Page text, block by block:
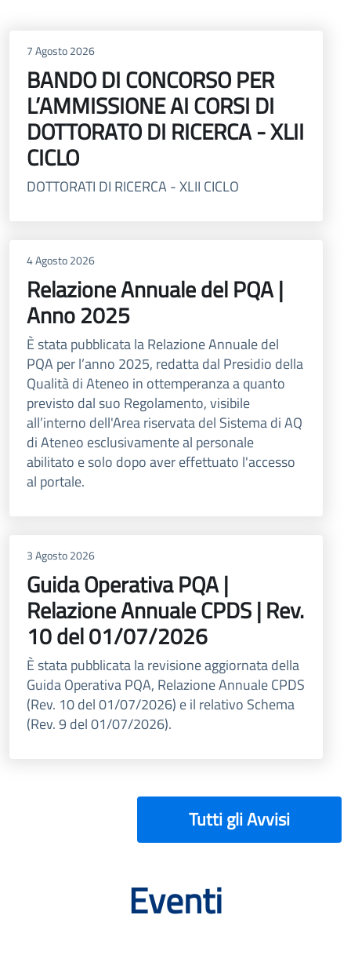
7 Agosto 2026
BANDO DI CONCORSO PER
L’AMMISSIONE AI CORSI DI
DOTTORATO DI RICERCA - XLII
CICLO
DOTTORATI DI RICERCA - XLII CICLO
4 Agosto 2026
Relazione Annuale del PQA |
Anno 2025
È stata pubblicata la Relazione Annuale del
PQA per l’anno 2025, redatta dal Presidio della
Qualità di Ateneo in ottemperanza a quanto
previsto dal suo Regolamento, visibile
all’interno dell'Area riservata del Sistema di AQ
di Ateneo esclusivamente al personale
abilitato e solo dopo aver effettuato l'accesso
al portale.
3 Agosto 2026
Guida Operativa PQA |
Relazione Annuale CPDS | Rev.
10 del 01/07/2026
È stata pubblicata la revisione aggiornata della
Guida Operativa PQA, Relazione Annuale CPDS
(Rev. 10 del 01/07/2026) e il relativo Schema
(Rev. 9 del 01/07/2026).
Tutti gli Avvisi
Eventi